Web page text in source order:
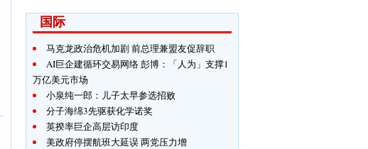
国际
马克龙政治危机加剧 前总理兼盟友促辞职
AI巨企建循环交易网络 彭博：「人为」支撑1
万亿美元市场
小泉纯一郎：儿子太早参选招败
分子海绵3先驱获化学诺奖
英揆率巨企高层访印度
美政府停摆航班大延误 两党压力增